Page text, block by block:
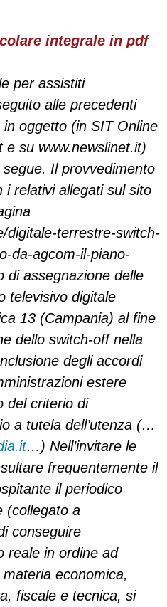
integrale in pdf
per assistiti
alle precedenti
in oggetto (in SIT Online
e su www.newslinet.it)
Il provvedimento
i relativi allegati sul sito
digitale-terrestre-switch-
da-agcom-il-piano-
di assegnazione delle
televisivo digitale
13 (Campania) al fine
dello switch-off nella
degli accordi
estere
del criterio di
a tutela dell’utenza (…
…) Nell’invitare le
frequentemente il
il periodico
(collegato a
conseguire
reale in ordine ad
economica,
fiscale e tecnica, si